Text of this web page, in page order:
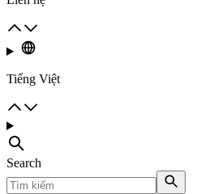
Tiếng Việt
Search